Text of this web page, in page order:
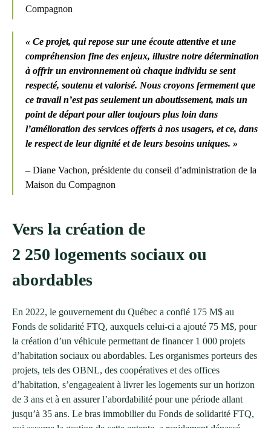
Compagnon
« Ce projet, qui repose sur une écoute attentive et une
compréhension fine des enjeux, illustre notre détermination
à offrir un environnement où chaque individu se sent
respecté, soutenu et valorisé. Nous croyons fermement que
ce travail n’est pas seulement un aboutissement, mais un
point de départ pour aller toujours plus loin dans
l’amélioration des services offerts à nos usagers, et ce, dans
le respect de leur dignité et de leurs besoins uniques. »
– Diane Vachon, présidente du conseil d’administration de la
Maison du Compagnon
Vers la création de
2 250 logements sociaux ou
abordables
En 2022, le gouvernement du Québec a confié 175 M$ au
Fonds de solidarité FTQ, auxquels celui-ci a ajouté 75 M$, pour
la création d’un véhicule permettant de financer 1 000 projets
d’habitation sociaux ou abordables. Les organismes porteurs des
projets, tels des OBNL, des coopératives et des offices
d’habitation, s’engageaient à livrer les logements sur un horizon
de 3 ans et à en assurer l’abordabilité pour une période allant
jusqu’à 35 ans. Le bras immobilier du Fonds de solidarité FTQ,